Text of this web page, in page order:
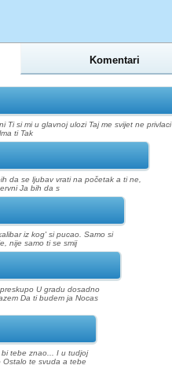
Komentari
Ti si mi u glavnoj ulozi Taj me svijet ne privlaci
ti Tak
da se ljubav vrati na početak a ti ne,
Ja bih da s
iz kog' si pucao. Samo si
nije samo ti se smij
U gradu dosadno
Da ti budem ja Nocas
tebe znao... I u tudjoj
Ostalo te svuda a tebe